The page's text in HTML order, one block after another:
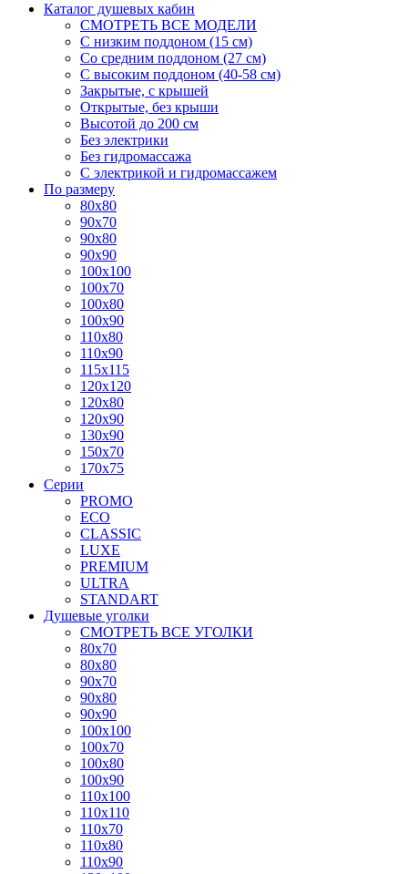
Каталог душевых кабин
СМОТРЕТЬ ВСЕ МОДЕЛИ
С низким поддоном (15 см)
Со средним поддоном (27 см)
С высоким поддоном (40-58 см)
Закрытые, с крышей
Открытые, без крыши
Высотой до 200 см
Без электрики
Без гидромассажа
С электрикой и гидромассажем
По размеру
80x80
90x70
90x80
90x90
100x100
100x70
100x80
100x90
110x80
110x90
115x115
120x120
120x80
120x90
130x90
150x70
170x75
Серии
PROMO
ECO
CLASSIC
LUXE
PREMIUM
ULTRA
STANDART
Душевые уголки
СМОТРЕТЬ ВСЕ УГОЛКИ
80x70
80x80
90x70
90x80
90x90
100x100
100x70
100x80
100x90
110x100
110x110
110x70
110x80
110x90